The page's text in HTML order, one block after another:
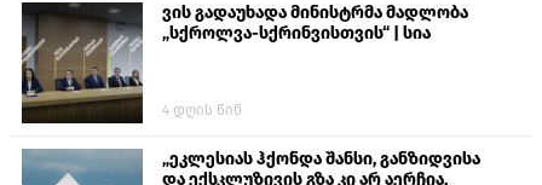
ვის გადაუხადა მინისტრმა მადლობა
„სქროლვა-სქრინვისთვის“ | სია
4 დღის წინ
„ეკლესიას ჰქონდა შანსი, განზიდვისა
და ექსკლუზივის გზა კი არ აერჩია,